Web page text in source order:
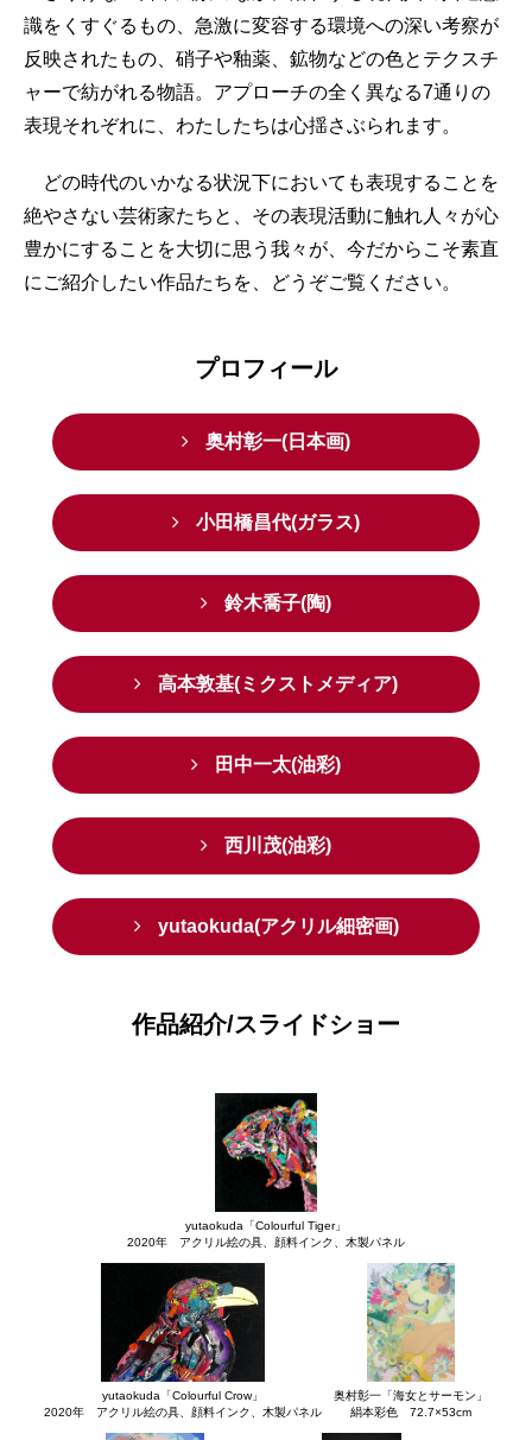
識をくすぐるもの、急激に変容する環境への深い考察が
反映されたもの、硝子や釉薬、鉱物などの色とテクスチ
ャーで紡がれる物語。アプローチの全く異なる7通りの
表現それぞれに、わたしたちは心揺さぶられます。
どの時代のいかなる状況下においても表現することを
絶やさない芸術家たちと、その表現活動に触れ人々が心
豊かにすることを大切に思う我々が、今だからこそ素直
にご紹介したい作品たちを、どうぞご覧ください。
プロフィール
奥村彰一(日本画)
小田橋昌代(ガラス)
鈴木喬子(陶)
高本敦基(ミクストメディア)
田中一太(油彩)
西川茂(油彩)
yutaokuda(アクリル細密画)
作品紹介/スライドショー
yutaokuda「Colourful Tiger」
2020年 アクリル絵の具、顔料インク、木製パネル
yutaokuda「Colourful Crow」
2020年 アクリル絵の具、顔料インク、木製パネル
奥村彰一「海女とサーモン」
絹本彩色 72.7×53cm